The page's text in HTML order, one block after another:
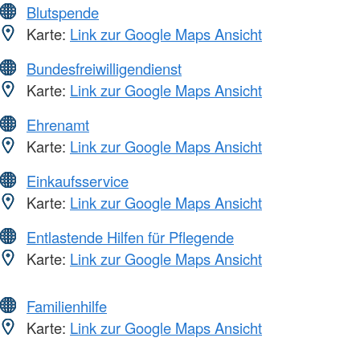
Blutspende
Karte: Link zur Google Maps Ansicht
Bundesfreiwilligendienst
Karte: Link zur Google Maps Ansicht
Ehrenamt
Karte: Link zur Google Maps Ansicht
Einkaufsservice
Karte: Link zur Google Maps Ansicht
Entlastende Hilfen für Pflegende
Karte: Link zur Google Maps Ansicht
Familienhilfe
Karte: Link zur Google Maps Ansicht